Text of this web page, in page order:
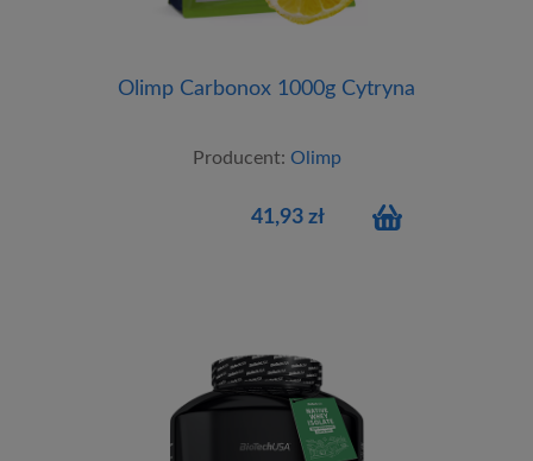
Olimp Carbonox 1000g Cytryna
Producent: Olimp
41,93 zł